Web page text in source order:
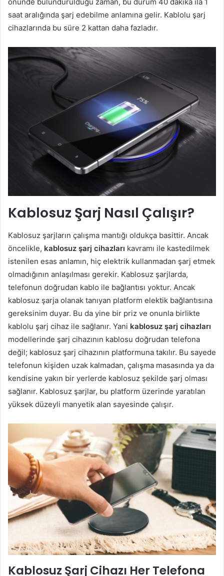
saat aralığında şarj edebilme anlamına gelir. Kablolu şarj
cihazlarında bu süre 2 kattan daha fazladır.
Kablosuz Şarj Nasıl Çalışır?
Kablosuz şarjların çalışma mantığı oldukça basittir. Ancak
öncelikle, kablosuz şarj cihazları kavramı ile kastedilmek
istenilen esas anlamın, hiç elektrik kullanmadan şarj etmek
olmadığının anlaşılması gerekir. Kablosuz şarjlarda,
telefonun doğrudan kablo ile bağlantısı yoktur. Ancak
kablosuz şarja olanak tanıyan platform elektik bağlantısına
gereksinim duyar. Bu da yine bir priz ve onunla birlikte
kablolu şarj cihaz ile sağlanır. Yani kablosuz şarj cihazları
modellerinde şarj cihazının kablosu doğrudan telefona
değil; kablosuz şarj cihazının platformuna takılır. Bu sayede
telefonun kişiden uzak kalmadan, çalışma masasında ya da
kendisine yakın bir yerlerde kablosuz şekilde şarj olması
sağlanır. Kablosuz şarjlar, bu platform üzerinde yaratılan
yüksek düzeyli manyetik alan sayesinde çalışır.
Kablosuz Şarj Cihazı Her Telefona